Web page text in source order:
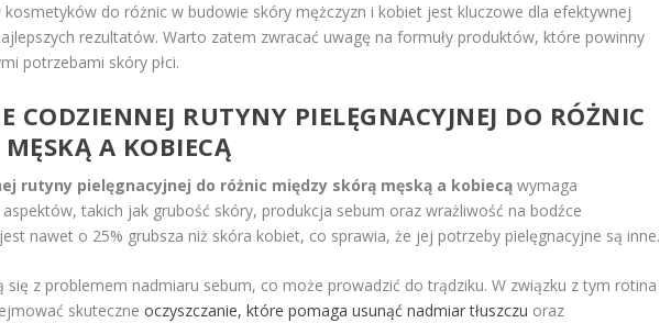
kosmetyków do różnic w budowie skóry mężczyzn i kobiet jest kluczowe dla efektywnej
rezultatów. Warto zatem zwracać uwagę na formuły produktów, które powinny
potrzebami skóry płci.
CODZIENNEJ RUTYNY PIELĘGNACYJNEJ DO RÓŻNIC
A KOBIECĄ
rutyny pielęgnacyjnej do różnic między skórą męską a kobiecą wymaga
takich jak grubość skóry, produkcja sebum oraz wrażliwość na bodźce
nawet o 25% grubsza niż skóra kobiet, co sprawia, że jej potrzeby pielęgnacyjne są inne.
się z problemem nadmiaru sebum, co może prowadzić do trądziku. W związku z tym rotina
skuteczneoczyszczanie, które pomaga usunąć nadmiar tłuszczu oraz